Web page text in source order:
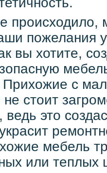
пожелания
вы хотите,
с
не стоит
ведь это
мебель
или теплых